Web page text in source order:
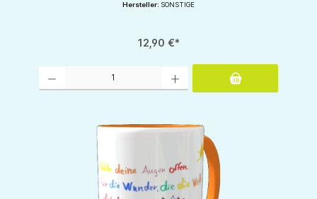
Hersteller: SONSTIGE
12,90 €*